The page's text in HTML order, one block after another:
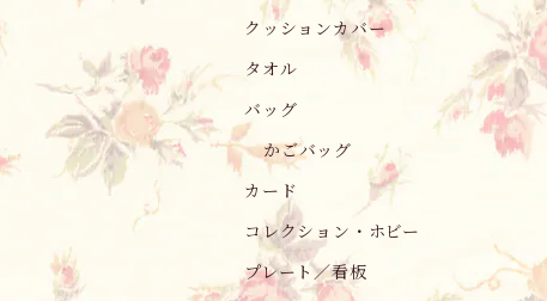
クッションカバー
タオル
バッグ
かごバッグ
カード
コレクション・ホビー
プレート／看板